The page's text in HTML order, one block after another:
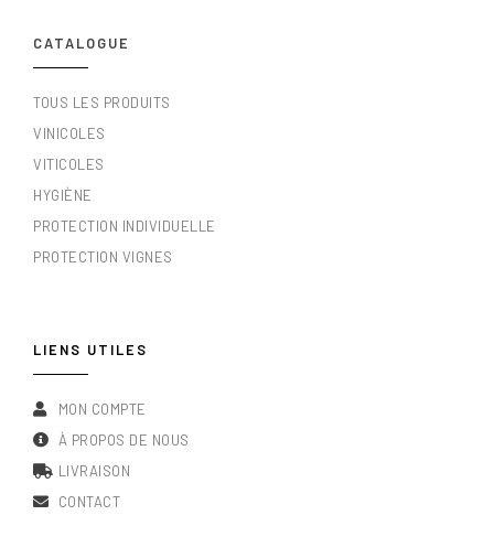
CATALOGUE
TOUS LES PRODUITS
VINICOLES
VITICOLES
HYGIÈNE
PROTECTION INDIVIDUELLE
PROTECTION VIGNES
LIENS UTILES
MON COMPTE
À PROPOS DE NOUS
LIVRAISON
CONTACT